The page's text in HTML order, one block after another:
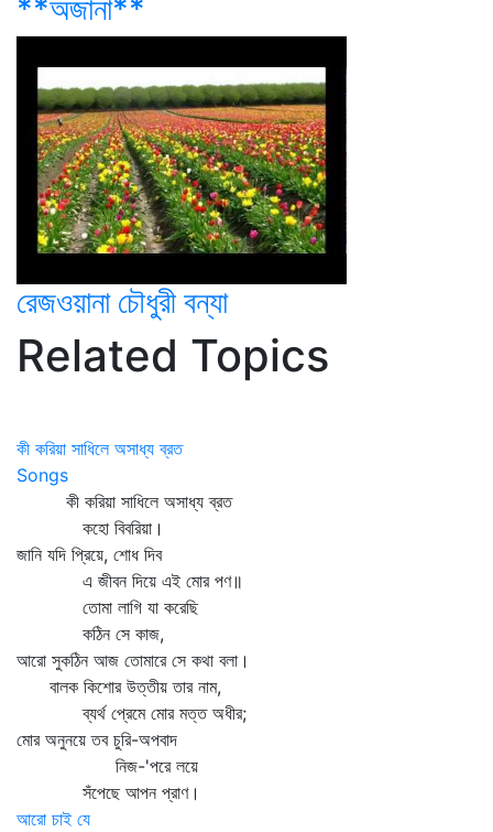
**অজানা**
রেজওয়ানা চৌধুরী বন্যা
Related Topics
কী করিয়া সাধিলে অসাধ্য ব্রত
Songs
কী করিয়া সাধিলে অসাধ্য ব্রত
কহো বিবরিয়া।
জানি যদি প্রিয়ে, শোধ দিব
এ জীবন দিয়ে এই মোর পণ॥
তোমা লাগি যা করেছি
কঠিন সে কাজ,
আরো সুকঠিন আজ তোমারে সে কথা বলা।
বালক কিশোর উত্তীয় তার নাম,
ব্যর্থ প্রেমে মোর মত্ত অধীর;
মোর অনুনয়ে তব চুরি-অপবাদ
নিজ-'পরে লয়ে
সঁপেছে আপন প্রাণ।
আরো চাই যে